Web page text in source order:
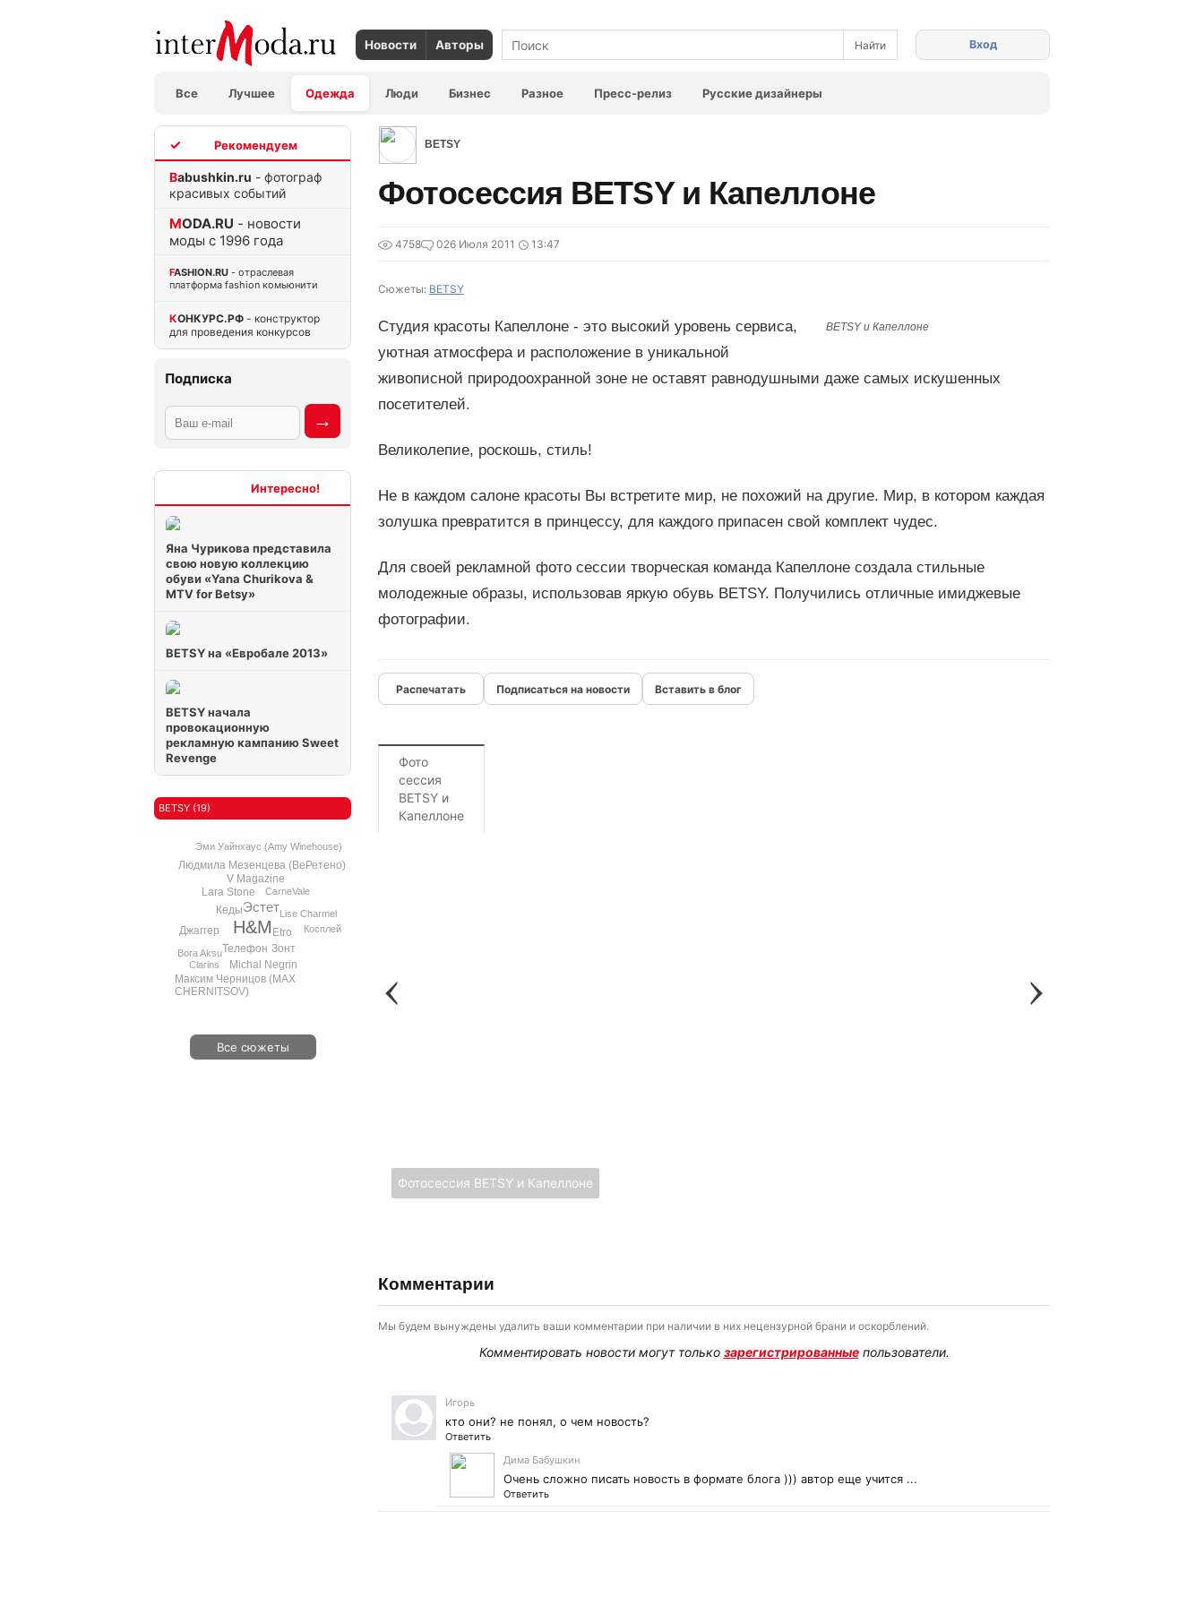
Новости Авторы
Все Лучшее Одежда Люди Бизнес Разное Пресс-релиз Русские дизайнеры
Вход
Babushkin.ru - фотограф
красивых событий
MODA.RU - новости
моды с 1996 года
FASHION.RU - отраслевая
платформа fashion комьюнити
КОНКУРС.РФ - конструктор
для проведения конкурсов
Подписка
Яна Чурикова представила
свою новую коллекцию
обуви «Yana Churikova &
MTV for Betsy»
BETSY на «Евробале 2013»
BETSY начала
провокационную
рекламную кампанию Sweet
Revenge
BETSY (19)
H&M
Эстет
Телефон
Michal Negrin
Etro
Lara Stone
Кеды
Максим Черницов (MAX
CHERNITSOV)
V Magazine
Людмила Мезенцева (ВеРетено)
Джаггер
Зонт
Эми Уайнхаус (Amy Winehouse)
Lise Charmel
CarneVale
Bora Aksu
Clarins
Косплей
Все сюжеты
BETSY
Фотосессия BETSY и Капеллоне
4758 026 Июля 2011 13:47
Сюжеты: BETSY
BETSY и Капеллоне
Студия красоты Капеллоне - это высокий уровень сервиса,
уютная атмосфера и расположение в уникальной
живописной природоохранной зоне не оставят равнодушными даже самых искушенных
посетителей.
Великолепие, роскошь, стиль!
Не в каждом салоне красоты Вы встретите мир, не похожий на другие. Мир, в котором каждая
золушка превратится в принцессу, для каждого припасен свой комплект чудес.
Для своей рекламной фото сессии творческая команда Капеллоне создала стильные
молодежные образы, использовав яркую обувь BETSY. Получились отличные имиджевые
фотографии.
Подписаться на новости Вставить в блог
Фото
сессия
BETSY и
Капеллоне
Фотосессия BETSY и Капеллоне
Комментарии
Мы будем вынуждены удалить ваши комментарии при наличии в них нецензурной брани и оскорблений.
Комментировать новости могут только зарегистрированныепользователи.
Игорь
кто они? не понял, о чем новость?
Ответить
Дима Бабушкин
Очень сложно писать новость в формате блога ))) автор еще учится ...
Ответить